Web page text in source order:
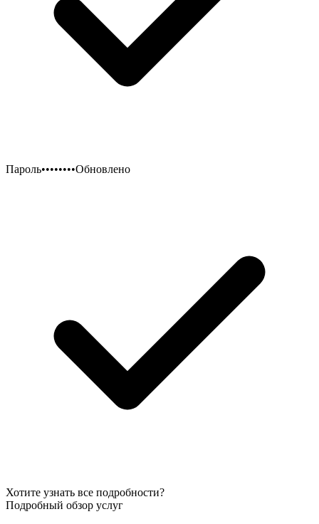
Пароль••••••••Обновлено
Хотите узнать все подробности?
Подробный обзор услуг